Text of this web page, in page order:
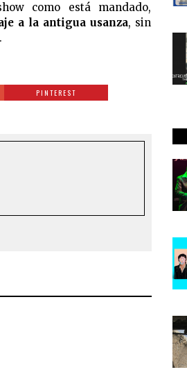
como está mandado,
a la antigua usanza, sin
PINTEREST